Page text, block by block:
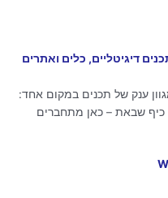
דיגיטליים, כלים ואתרים
ענק של תכנים במקום אחד:
כיף שבאת – כאן מתחברים